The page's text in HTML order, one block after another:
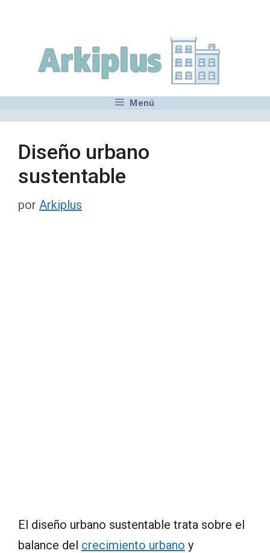
contenido
Menú
Diseño urbano
sustentable
por Arkiplus
El diseño urbano sustentable trata sobre el
balance del crecimiento urbano y